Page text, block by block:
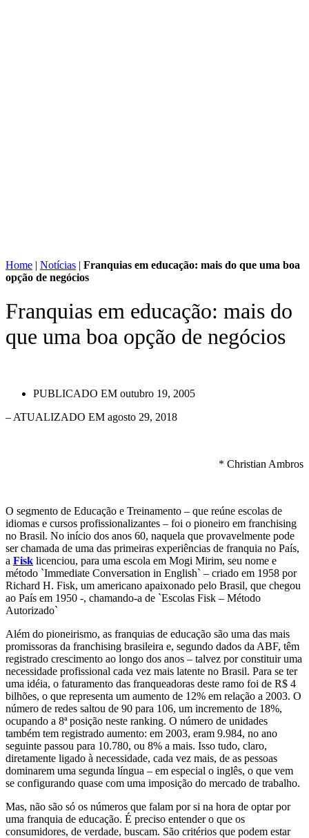
Home | Notícias | Franquias em educação: mais do que uma boa
opção de negócios
Franquias em educação: mais do
que uma boa opção de negócios
PUBLICADO EM outubro 19, 2005
– ATUALIZADO EM agosto 29, 2018
* Christian Ambros
O segmento de Educação e Treinamento – que reúne escolas de
idiomas e cursos profissionalizantes – foi o pioneiro em franchising
no Brasil. No início dos anos 60, naquela que provavelmente pode
ser chamada de uma das primeiras experiências de franquia no País,
a Fisk licenciou, para uma escola em Mogi Mirim, seu nome e
método `Immediate Conversation in English` – criado em 1958 por
Richard H. Fisk, um americano apaixonado pelo Brasil, que chegou
ao País em 1950 -, chamando-a de `Escolas Fisk – Método
Autorizado`
Além do pioneirismo, as franquias de educação são uma das mais
promissoras da franchising brasileira e, segundo dados da ABF, têm
registrado crescimento ao longo dos anos – talvez por constituir uma
necessidade profissional cada vez mais latente no Brasil. Para se ter
uma idéia, o faturamento das franqueadoras deste ramo foi de R$ 4
bilhões, o que representa um aumento de 12% em relação a 2003. O
número de redes saltou de 90 para 106, um incremento de 18%,
ocupando a 8ª posição neste ranking. O número de unidades
também tem registrado aumento: em 2003, eram 9.984, no ano
seguinte passou para 10.780, ou 8% a mais. Isso tudo, claro,
diretamente ligado à necessidade, cada vez mais, de as pessoas
dominarem uma segunda língua – em especial o inglês, o que vem
se configurando quase com uma imposição do mercado de trabalho.
Mas, não são só os números que falam por si na hora de optar por
uma franquia de educação. É preciso entender o que os
consumidores, de verdade, buscam. São critérios que podem estar